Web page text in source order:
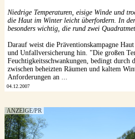
Niedrige Temperaturen, eisige Winde und
die Haut im Winter leicht überfordern. In
besonders wichtig, die rund zwei
Darauf weist die Präventionskampagne
und Unfallversicherung hin. "Die großen
Feuchtigkeitsschwankungen, bedingt durch
zwischen beheizten Räumen und kaltem
Anforderungen an ...
04.12.2007